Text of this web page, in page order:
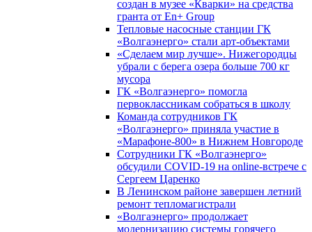
создан в музее «Кварки» на средства
гранта от En+ Group
Тепловые насосные станции ГК
«Волгаэнерго» стали арт-объектами
«Сделаем мир лучше». Нижегородцы
убрали с берега озера больше 700 кг
мусора
ГК «Волгаэнерго» помогла
первоклассникам собраться в школу
Команда сотрудников ГК
«Волгаэнерго» приняла участие в
«Марафоне-800» в Нижнем Новгороде
Сотрудники ГК «Волгаэнерго»
обсудили COVID-19 на online-встрече с
Сергеем Царенко
В Ленинском районе завершен летний
ремонт тепломагистрали
«Волгаэнерго» продолжает
модернизацию системы горячего